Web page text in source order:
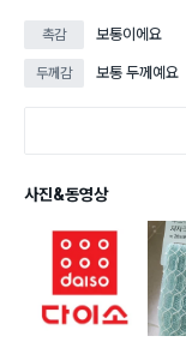
촉감 보통이에요
두께감 보통 두께예요
사진&동영상